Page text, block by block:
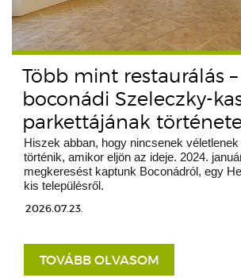
Több mint restaurálás
boconádi Szeleczky-
parkettájának
Hiszek abban, hogy nincsenek
történik, amikor eljön az ideje. 2024.
megkeresést kaptunk Boconádról, egy
kis településről.
2026.07.23.
TOVÁBB OLVASOM